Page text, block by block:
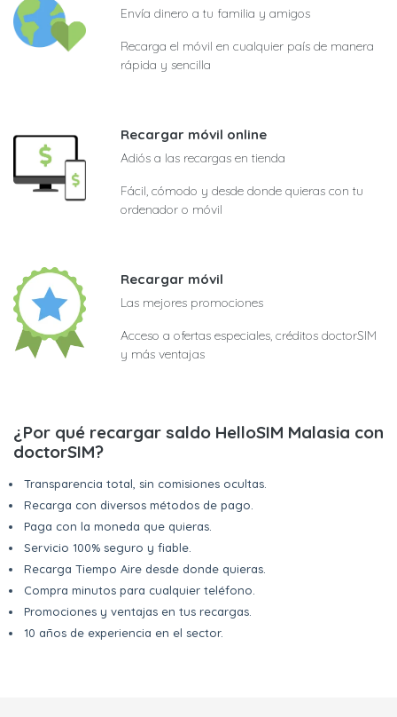
Envía dinero a tu familia y amigos
Recarga el móvil en cualquier país de manera
rápida y sencilla
Recargar móvil online
Adiós a las recargas en tienda
Fácil, cómodo y desde donde quieras con tu
ordenador o móvil
Recargar móvil
Las mejores promociones
Acceso a ofertas especiales, créditos doctorSIM
y más ventajas
¿Por qué recargar saldo HelloSIM Malasia con
doctorSIM?
Transparencia total, sin comisiones ocultas.
Recarga con diversos métodos de pago.
Paga con la moneda que quieras.
Servicio 100% seguro y fiable.
Recarga Tiempo Aire desde donde quieras.
Compra minutos para cualquier teléfono.
Promociones y ventajas en tus recargas.
10 años de experiencia en el sector.